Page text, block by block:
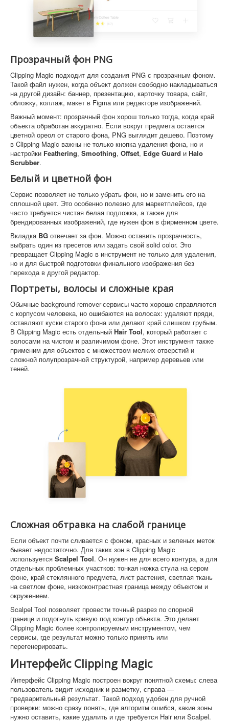
Прозрачный фон PNG
Clipping Magic подходит для создания PNG с прозрачным фоном.
Такой файл нужен, когда объект должен свободно накладываться
на другой дизайн: баннер, презентацию, карточку товара, сайт,
обложку, коллаж, макет в Figma или редакторе изображений.
Важный момент: прозрачный фон хорош только тогда, когда край
объекта обработан аккуратно. Если вокруг предмета остается
цветной ореол от старого фона, PNG выглядит дешево. Поэтому
в Clipping Magic важны не только кнопка удаления фона, но и
настройки Feathering, Smoothing, Offset, Edge Guard и Halo
Scrubber.
Белый и цветной фон
Сервис позволяет не только убрать фон, но и заменить его на
сплошной цвет. Это особенно полезно для маркетплейсов, где
часто требуется чистая белая подложка, а также для
брендированных изображений, где нужен фон в фирменном цвете.
Вкладка BG отвечает за фон. Можно оставить прозрачность,
выбрать один из пресетов или задать свой solid color. Это
превращает Clipping Magic в инструмент не только для удаления,
но и для быстрой подготовки финального изображения без
перехода в другой редактор.
Портреты, волосы и сложные края
Обычные background remover-сервисы часто хорошо справляются
с корпусом человека, но ошибаются на волосах: удаляют пряди,
оставляют куски старого фона или делают край слишком грубым.
В Clipping Magic есть отдельный Hair Tool, который работает с
волосами на чистом и различимом фоне. Этот инструмент также
применим для объектов с множеством мелких отверстий и
сложной полупрозрачной структурой, например деревьев или
теней.
Сложная обтравка на слабой границе
Если объект почти сливается с фоном, красных и зеленых меток
бывает недостаточно. Для таких зон в Clipping Magic
используется Scalpel Tool. Он нужен не для всего контура, а для
отдельных проблемных участков: тонкая ножка стула на сером
фоне, край стеклянного предмета, лист растения, светлая ткань
на светлом фоне, низкоконтрастная граница между объектом и
окружением.
Scalpel Tool позволяет провести точный разрез по спорной
границе и подогнуть кривую под контур объекта. Это делает
Clipping Magic более контролируемым инструментом, чем
сервисы, где результат можно только принять или
перегенерировать.
Интерфейс Clipping Magic
Интерфейс Clipping Magic построен вокруг понятной схемы: слева
пользователь видит исходник и разметку, справа —
предварительный результат. Такой подход удобен для ручной
проверки: можно сразу понять, где алгоритм ошибся, какие зоны
нужно оставить, какие удалить и где требуется Hair или Scalpel.